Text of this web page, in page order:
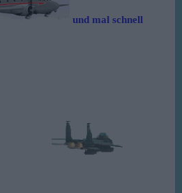
und mal schnell